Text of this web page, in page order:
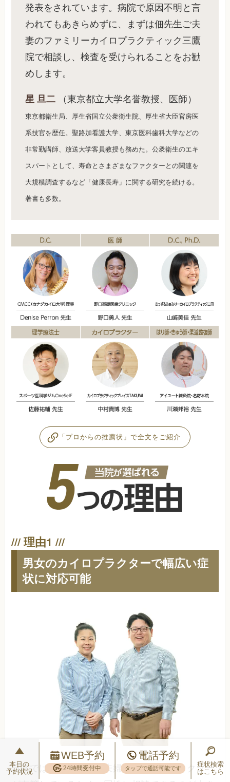
発表をされています。病院で原因不明と言
われてもあきらめずに、まずは佃先生ご夫
妻のファミリーカイロプラクティック三鷹
院で相談し、検査を受けられることをお勧
めします。
星 旦二 （東京都立大学名誉教授、医師）
東京都衛生局、厚生省国立公衆衛生院、厚生省大臣官房医
系技官を歴任。聖路加看護大学、東京医科歯科大学などの
非常勤講師、放送大学客員教授も務めた。公衆衛生のエキ
スパートとして、寿命とさまざまなファクターとの関連を
大規模調査するなど「健康長寿」に関する研究を続ける。
著書も多数。
「プロからの推薦状」で全文をご紹介
男女のカイロプラクターで幅広い症
状に対応可能
日本では珍しく男女（夫婦）のカイロプラクター
本日の
予約状況
WEB予約
24時間受付中
電話予約
タップで通話可能です
症状検索
はこちら